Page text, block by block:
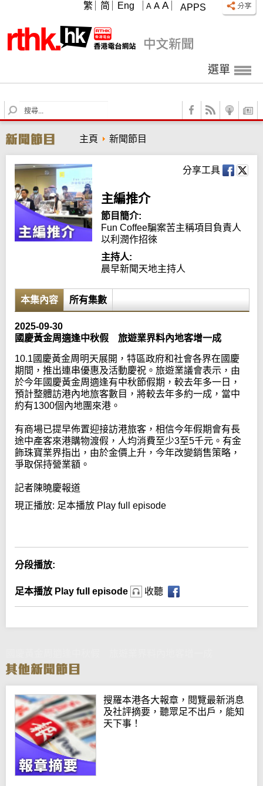
APPS
A A A
繁 简 Eng
選單
S
e
r
c
h
主頁 新聞節目
分享工具
主編推介
節目簡介:
Fun Coffee騙案苦主稱項目負責人
以利潤作招徠
主持人:
晨早新聞天地主持人
本集內容 所有集數
2025-09-30
國慶黃金周適逢中秋假 旅遊業界料內地客增一成
10.1國慶黃金周明天展開，特區政府和社會各界在國慶
期間，推出連串優惠及活動慶祝。旅遊業議會表示，由
於今年國慶黃金周適逢有中秋節假期，較去年多一日，
預計整體訪港內地旅客數目，將較去年多約一成，當中
約有1300個內地團來港。
有商場已提早佈置迎接訪港旅客，相信今年假期會有長
途中產客來港購物渡假，人均消費至少3至5千元。有金
飾珠寶業界指出，由於金價上升，今年改變銷售策略，
爭取保持營業額。
記者陳曉慶報道
現正播放: 足本播放 Play full episode
分段播放:
足本播放 Play full episode 收聽
搜羅本港各大報章，閱覽最新消息
及社評摘要，聽眾足不出戶，能知
天下事！